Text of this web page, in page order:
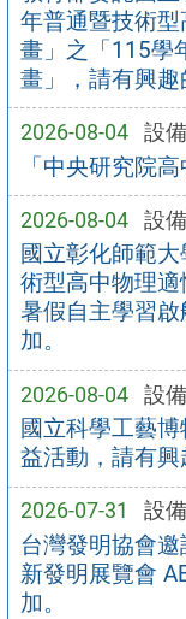
年普通暨技術
畫」之「115學
畫」，請有興趣
2026-08-04 設
「中央研究院
2026-08-04 設
國立彰化師範
術型高中物理
暑假自主學習
加。
2026-08-04 設
國立科學工藝
益活動，請有興
2026-07-31 設
台灣發明協會
新發明展覽會
加。